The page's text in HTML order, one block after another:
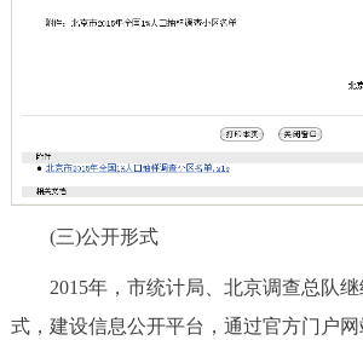
(三)公开形式
2015年，市统计局、北京调查总队继
式，建设信息公开平台，通过官方门户